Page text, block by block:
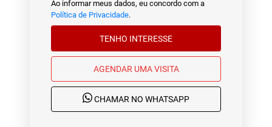
Ao informar meus dados, eu concordo com a
Política de Privacidade.
TENHO INTERESSE
AGENDAR UMA VISITA
CHAMAR NO WHATSAPP